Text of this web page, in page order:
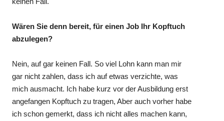
Wären Sie denn bereit, für einen Job Ihr Kopftuch
abzulegen?
Nein, auf gar keinen Fall. So viel Lohn kann man mir
gar nicht zahlen, dass ich auf etwas verzichte, was
mich ausmacht. Ich habe kurz vor der Ausbildung erst
angefangen Kopftuch zu tragen, Aber auch vorher habe
ich schon gemerkt, dass ich nicht alles machen kann,